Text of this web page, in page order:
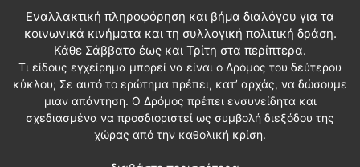
Εναλλακτική πληροφόρηση και βήμα διαλόγου για τα
κοινωνικά κινήματα και τη συλλογική πολιτική δράση.
Κάθε Σάββατο έως και Τρίτη στα περίπτερα.
Τι είδους εγχείρημα μπορεί να είναι ο Δρόμος του δεύτερου
κύκλου; Σε αυτό το ερώτημα πρέπει, κατ’ αρχάς, να δώσουμε
μιαν απάντηση. Ο Δρόμος πρέπει ενσυνείδητα και
σχεδιασμένα να προσδιοριστεί ως συμβολή διεξόδου της
χώρας από την καθολική κρίση.